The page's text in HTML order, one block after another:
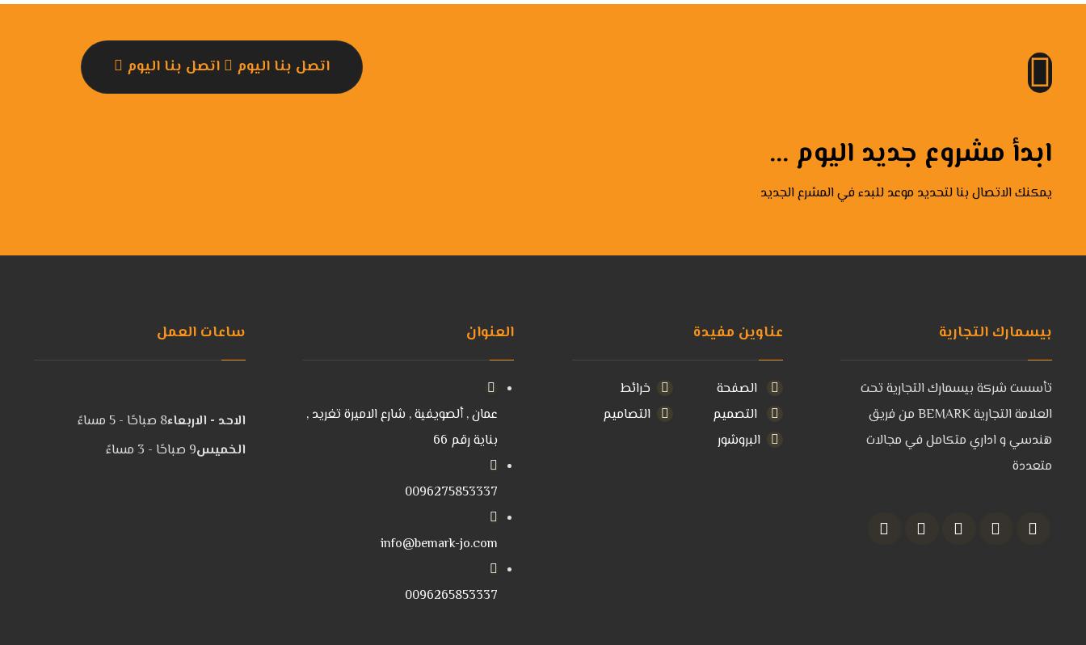
ابدأ مشروع جديد اليوم ...
يمكنك الاتصال بنا لتحديد موعد للبدء في المشرع الجديد
اتصل بنا اليوم اتصل بنا اليوم
بيسمارك التجارية
تأسست شركة بيسمارك التجارية تحت
العلامة التجارية BEMARK من فريق
هندسي و اداري متكامل في مجالات
متعددة
عناوين مفيدة
الصفحة
خرائط
التصميم
التصاميم
البروشور
العنوان
عمان , ألصويفية , شارع الاميرة تغريد ,
بناية رقم 66
0096275853337
info@bemark-jo.com
0096265853337
ساعات العمل
الاحد - الاربعاء8 صباحًا - 5 مساءً
الخميس9 صباحًا - 3 مساءً